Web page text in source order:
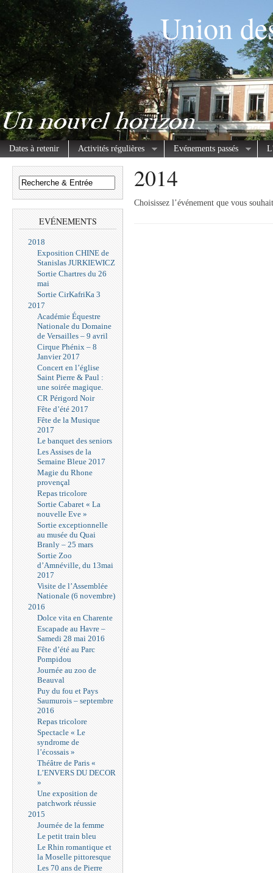
Union
Dates à retenir Activités régulières Evénements passés
EVÉNEMENTS
2018
Exposition CHINE de
Stanislas JURKIEWICZ
Sortie Chartres du 26
mai
Sortie CirKafriKa 3
2017
Académie Équestre
Nationale du Domaine
de Versailles – 9 avril
Cirque Phénix – 8
Janvier 2017
Concert en l’église
Saint Pierre & Paul :
une soirée magique.
CR Périgord Noir
Fête d’été 2017
Fête de la Musique
2017
Le banquet des seniors
Les Assises de la
Semaine Bleue 2017
Magie du Rhone
provençal
Repas tricolore
Sortie Cabaret « La
nouvelle Eve »
Sortie exceptionnelle
au musée du Quai
Branly – 25 mars
Sortie Zoo
d’Amnéville, du 13mai
2017
Visite de l’Assemblée
Nationale (6 novembre)
2016
Dolce vita en Charente
Escapade au Havre –
Samedi 28 mai 2016
Fête d’été au Parc
Pompidou
Journée au zoo de
Beauval
Puy du fou et Pays
Saumurois – septembre
2016
Repas tricolore
Spectacle « Le
syndrome de
l’écossais »
Théâtre de Paris «
L’ENVERS DU DECOR
»
Une exposition de
patchwork réussie
2015
Journée de la femme
Le petit train bleu
Le Rhin romantique et
la Moselle pittoresque
Les 70 ans de Pierre
2014
Choisissez l’événement que vous